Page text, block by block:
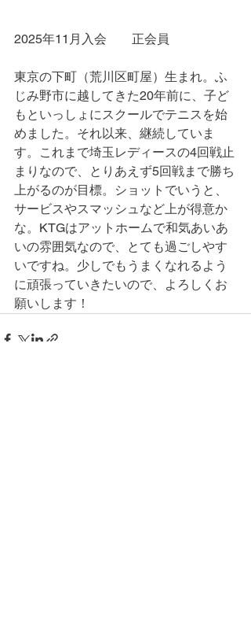
2025年11月入会　　正会員
東京の下町（荒川区町屋）生まれ。ふ
じみ野市に越してきた20年前に、子ど
もといっしょにスクールでテニスを始
めました。それ以来、継続していま
す。これまで埼玉レディースの4回戦止
まりなので、とりあえず5回戦まで勝ち
上がるのが目標。ショットでいうと、
サービスやスマッシュなど上が得意か
な。KTGはアットホームで和気あいあ
いの雰囲気なので、とても過ごしやす
いですね。少しでもうまくなれるよう
に頑張っていきたいので、よろしくお
願いします！